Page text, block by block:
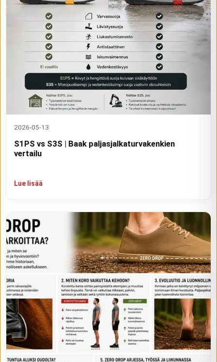
2026-05-13
S1PS vs S3S | Baak paljasjalkaturvakenkien
vertailu
Lue lisää